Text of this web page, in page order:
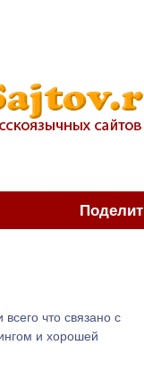
что связано с
и хорошей